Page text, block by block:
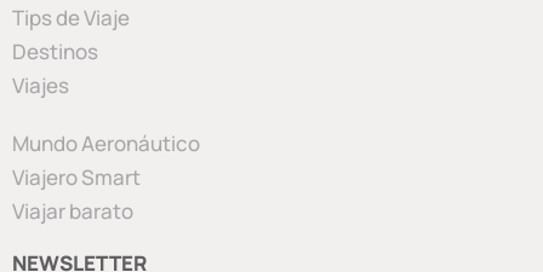
Tips de Viaje
Destinos
Viajes
Mundo Aeronáutico
Viajero Smart
Viajar barato
NEWSLETTER